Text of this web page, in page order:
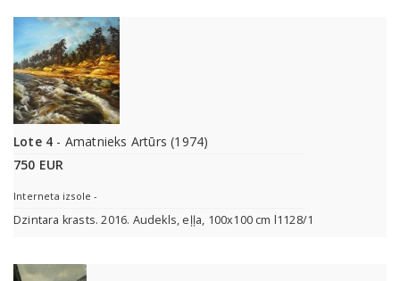
Lote 4 - Amatnieks Artūrs (1974)
750 EUR
Interneta izsole -
Dzintara krasts. 2016. Audekls, eļļa, 100x100 cm l1128/1